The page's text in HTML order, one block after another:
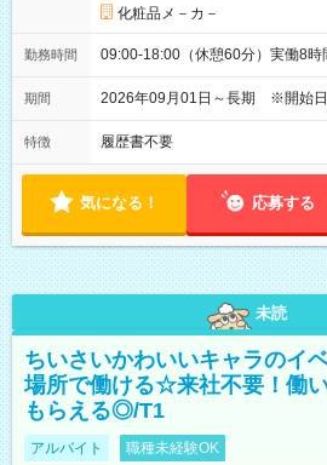
化粧品メ－カ－
勤務時間 09:00-18:00（休憩60分）実働8時
期間 2026年09月01日～長期 ※開始
特徴 履歴書不要
気になる！ 応募する
未読
ちいさいかわいいキャラのイ
場所で働ける☆来社不要！働
もらえる◎/T1
アルバイト 職種未経験OK